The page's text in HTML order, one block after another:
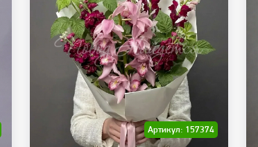
Артикул: 157374